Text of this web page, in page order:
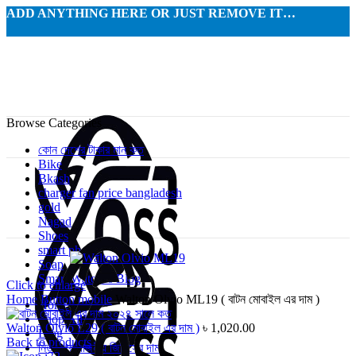
ADD ANYTHING HERE OR JUST REMOVE IT…
Browse Categories
কোন দেশের টাকার মান কত
Bike
Bkash
charger fan price bangladesh
gold
Nagad
Shoes
smart phone
Soap
Smart Watches Blog
Home
Shop All
Blog
নিত্য প্রয়োজনীয় জিনিসের দাম
Click to enlarge
Home Button mobile Walton Olvio ML19 ( বাটন মোবাইল এর দাম )
Walton Olvio L29 ( বাটন মোবাইল এর দাম ) ৳ 1,020.00
Back to products